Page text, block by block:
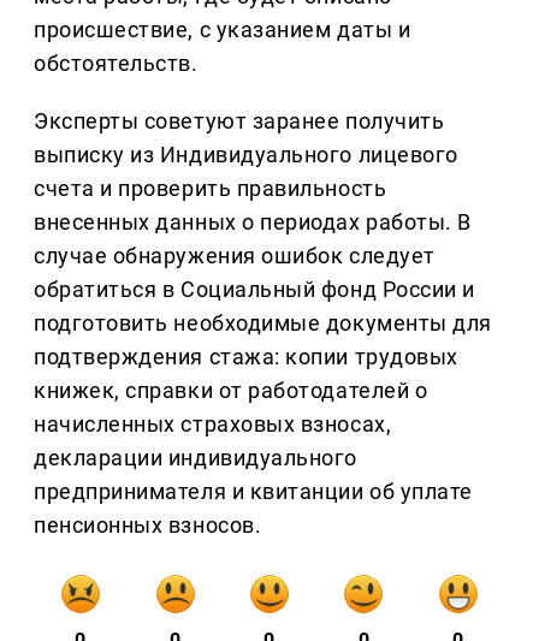
происшествие, с указанием даты и
обстоятельств.
Эксперты советуют заранее получить
выписку из Индивидуального лицевого
счета и проверить правильность
внесенных данных о периодах работы. В
случае обнаружения ошибок следует
обратиться в Социальный фонд России и
подготовить необходимые документы для
подтверждения стажа: копии трудовых
книжек, справки от работодателей о
начисленных страховых взносах,
декларации индивидуального
предпринимателя и квитанции об уплате
пенсионных взносов.